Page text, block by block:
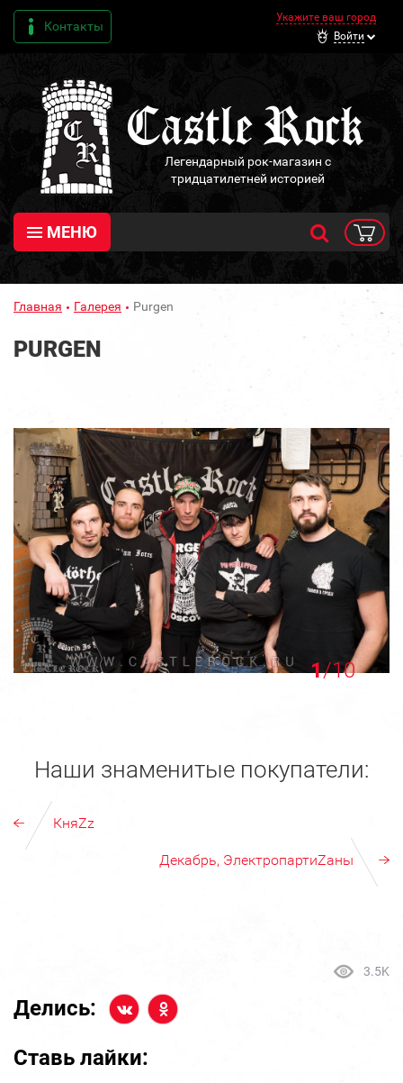
Контакты
Укажите ваш город
Войти
Легендарный рок-магазин с
тридцатилетней историей
МЕНЮ
Главная Галерея Purgen
PURGEN
1/10
Наши знаменитые покупатели:
КняZz
Декабрь, ЭлектропартиZаны
3.5K
Делись:
Ставь лайки: